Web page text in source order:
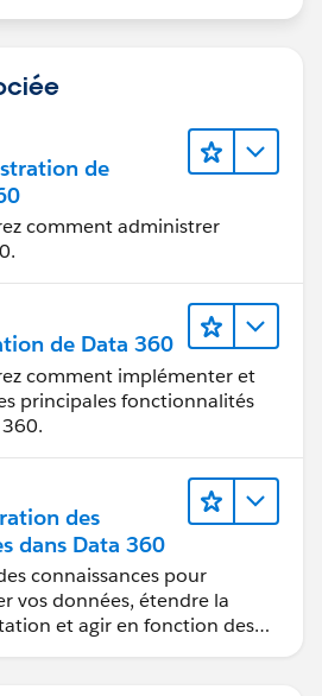
de
comment administrer
de Data 360
comment implémenter et
principales fonctionnalités
des
dans Data 360
connaissances pour
vos données, étendre la
et agir en fonction des